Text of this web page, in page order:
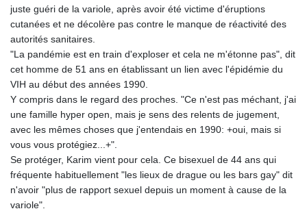
juste guéri de la variole, après avoir été victime d'éruptions
cutanées et ne décolère pas contre le manque de réactivité des
autorités sanitaires.
"La pandémie est en train d'exploser et cela ne m'étonne pas", dit
cet homme de 51 ans en établissant un lien avec l'épidémie du
VIH au début des années 1990.
Y compris dans le regard des proches. "Ce n'est pas méchant, j'ai
une famille hyper open, mais je sens des relents de jugement,
avec les mêmes choses que j'entendais en 1990: +oui, mais si
vous vous protégiez...+".
Se protéger, Karim vient pour cela. Ce bisexuel de 44 ans qui
fréquente habituellement "les lieux de drague ou les bars gay" dit
n'avoir "plus de rapport sexuel depuis un moment à cause de la
variole".